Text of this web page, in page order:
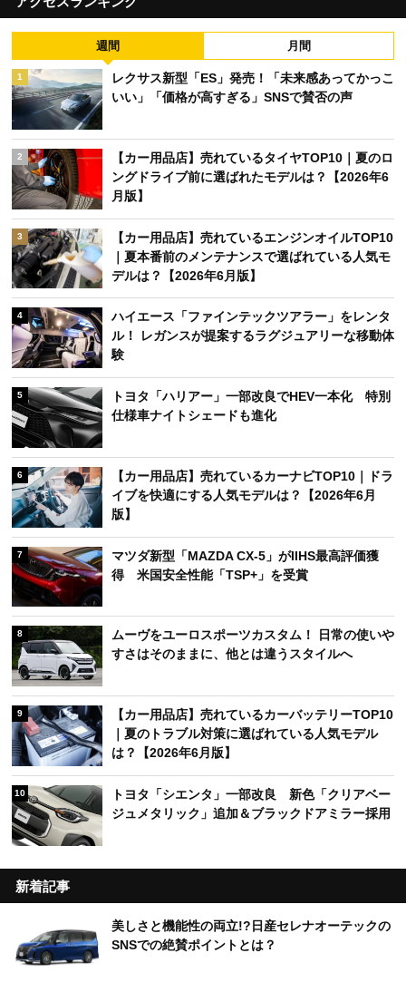
週間 月間
1
レクサス新型「ES」発売！「未来感あってかっこ
いい」「価格が高すぎる」SNSで賛否の声
2
【カー用品店】売れているタイヤTOP10｜夏のロ
ングドライブ前に選ばれたモデルは？【2026年6
月版】
3
【カー用品店】売れているエンジンオイルTOP10
｜夏本番前のメンテナンスで選ばれている人気モ
デルは？【2026年6月版】
4
ハイエース「ファインテックツアラー」をレンタ
ル！ レガンスが提案するラグジュアリーな移動体
験
5
トヨタ「ハリアー」一部改良でHEV一本化 特別
仕様車ナイトシェードも進化
6
【カー用品店】売れているカーナビTOP10｜ドラ
イブを快適にする人気モデルは？【2026年6月
版】
7
マツダ新型「MAZDA CX-5」がIIHS最高評価獲
得 米国安全性能「TSP+」を受賞
8
ムーヴをユーロスポーツカスタム！ 日常の使いや
すさはそのままに、他とは違うスタイルへ
9
【カー用品店】売れているカーバッテリーTOP10
｜夏のトラブル対策に選ばれている人気モデル
は？【2026年6月版】
10
トヨタ「シエンタ」一部改良 新色「クリアベー
ジュメタリック」追加＆ブラックドアミラー採用
新着記事
美しさと機能性の両立!?日産セレナオーテックの
SNSでの絶賛ポイントとは？